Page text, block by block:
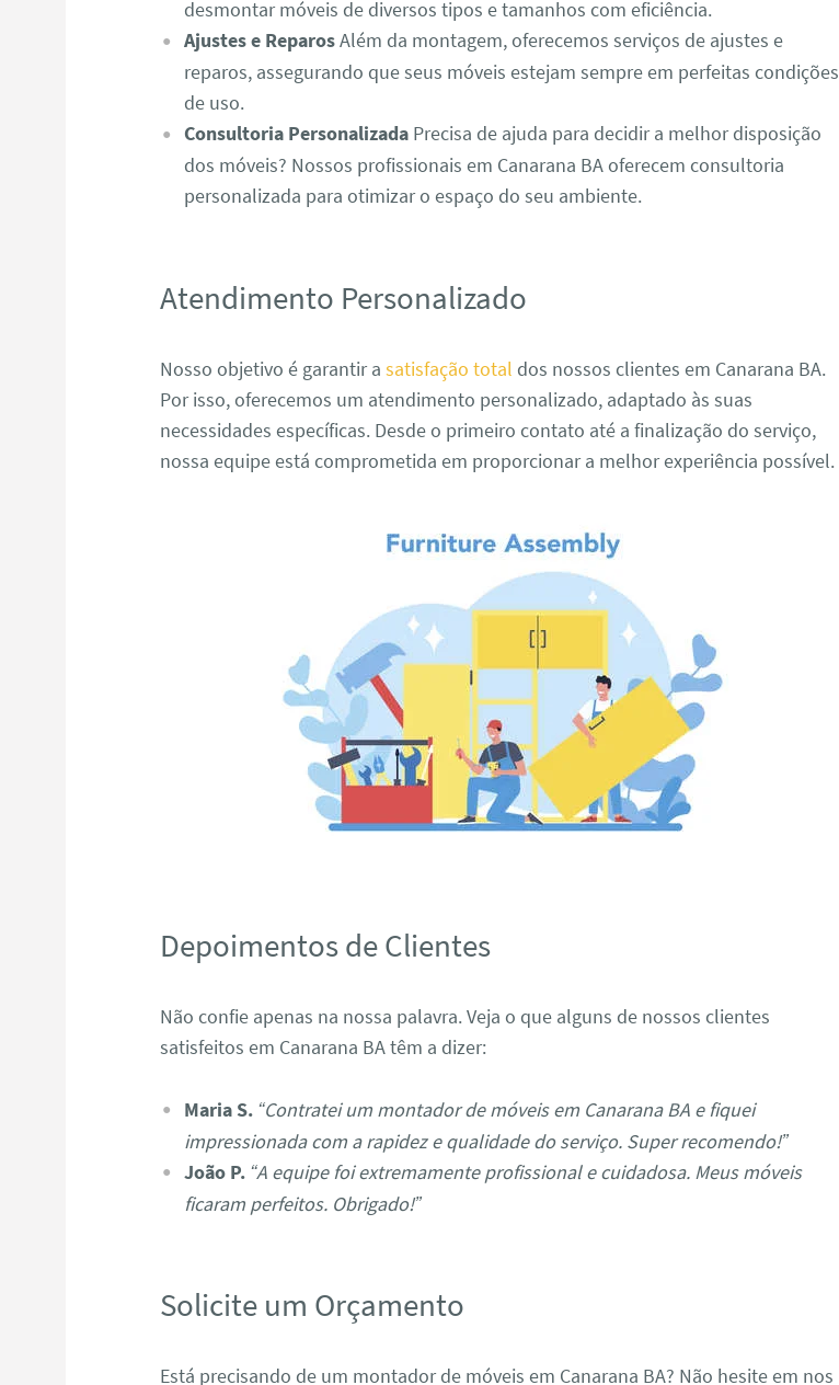
desmontar móveis de diversos tipos e tamanhos com eficiência.
Ajustes e ReparosAlém da montagem, oferecemos serviços de ajustes e
reparos, assegurando que seus móveis estejam sempre em perfeitas condições
de uso.
Consultoria PersonalizadaPrecisa de ajuda para decidir a melhor disposição
dos móveis? Nossos profissionais em Canarana BA oferecem consultoria
personalizada para otimizar o espaço do seu ambiente.
Atendimento Personalizado
Nosso objetivo é garantir asatisfação total dos nossos clientes em Canarana BA.
Por isso, oferecemos um atendimento personalizado, adaptado às suas
necessidades específicas. Desde o primeiro contato até a finalização do serviço,
nossa equipe está comprometida em proporcionar a melhor experiência possível.
Depoimentos de Clientes
Não confie apenas na nossa palavra. Veja o que alguns de nossos clientes
satisfeitos em Canarana BA têm a dizer:
Maria S. “Contratei um montador de móveis em Canarana BA e fiquei
impressionada com a rapidez e qualidade do serviço. Super recomendo!”
João P. “A equipe foi extremamente profissional e cuidadosa. Meus móveis
ficaram perfeitos. Obrigado!”
Solicite um Orçamento
Está precisando de um montador de móveis em Canarana BA? Não hesite em nos